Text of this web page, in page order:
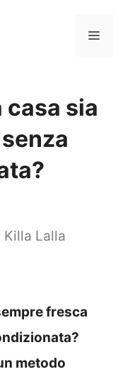
Menu
casa sia
Killa Lalla
fresca
metodo